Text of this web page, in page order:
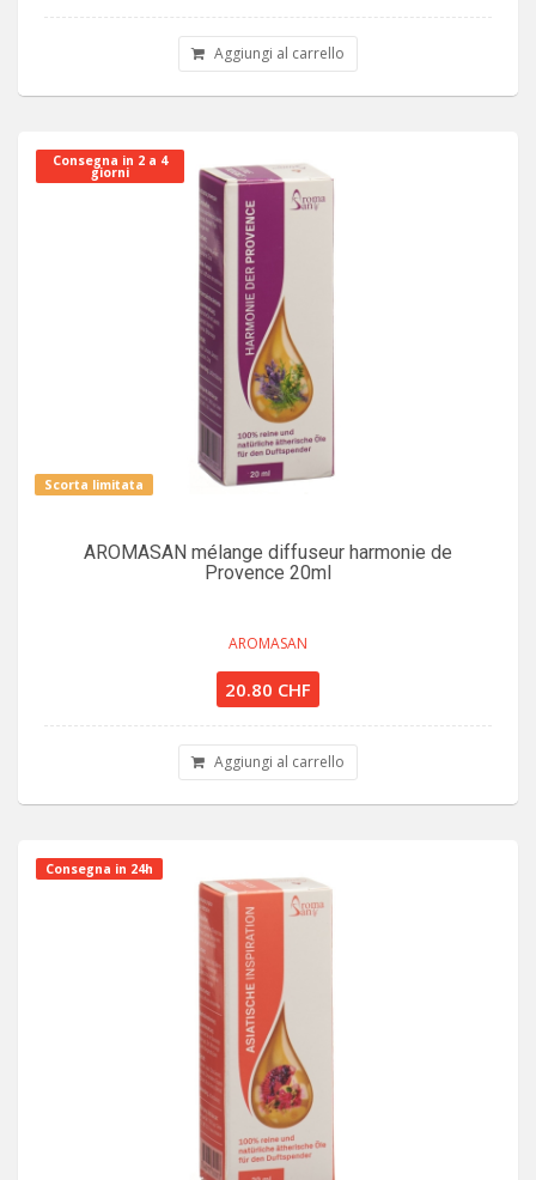
Aggiungi al carrello
Consegna in 2 a 4
giorni
Scorta limitata
AROMASAN mélange diffuseur harmonie de
Provence 20ml
AROMASAN
20.80 CHF
Aggiungi al carrello
Consegna in 24h